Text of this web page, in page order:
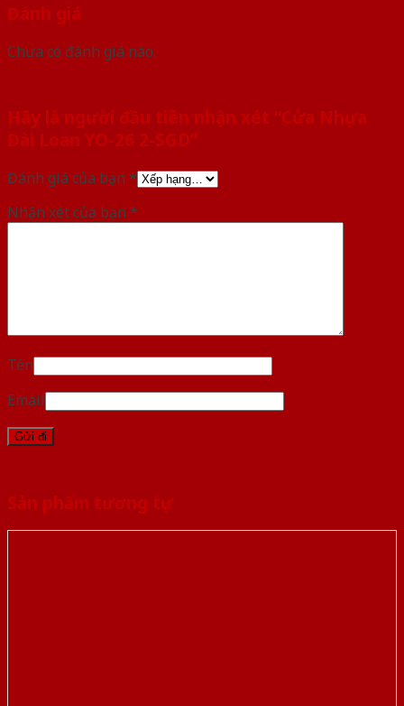
Đánh giá
Chưa có đánh giá nào.
Hãy là người đầu tiên nhận xét “Cửa Nhựa
Đài Loan YO-26 2-SGD”
Đánh giá của bạn *
Nhận xét của bạn *
Tên
Email
Sản phẩm tương tự